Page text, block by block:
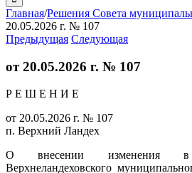
Главная/Решения Совета
20.05.2026 г. № 107
Предыдущая Следующая
от 20.05.2026 г. № 107
Р Е Ш Е Н И Е
от 20.05.2026 г. № 107
п. Верхний Ландех
О внесении изменения
Верхнеландеховского